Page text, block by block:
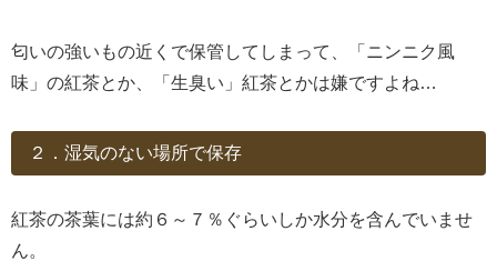
匂いの強いもの近くで保管してしまって、「ニンニク風
味」の紅茶とか、「生臭い」紅茶とかは嫌ですよね…
２．湿気のない場所で保存
紅茶の茶葉には約６～７％ぐらいしか水分を含んでいませ
ん。